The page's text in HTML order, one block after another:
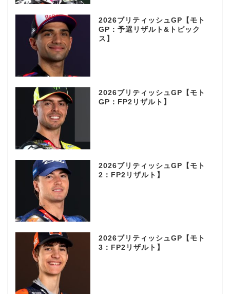
2026ブリティッシュGP【モト
GP：予選リザルト&トピック
ス】
2026ブリティッシュGP【モト
GP：FP2リザルト】
2026ブリティッシュGP【モト
2：FP2リザルト】
2026ブリティッシュGP【モト
3：FP2リザルト】